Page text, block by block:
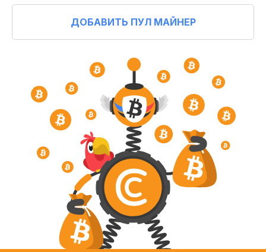
ДОБАВИТЬ ПУЛ МАЙНЕР